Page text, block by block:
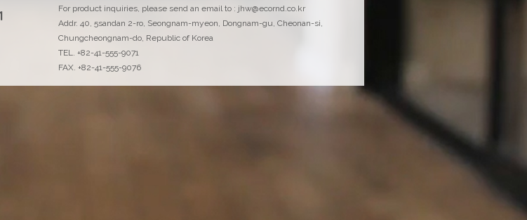
For product inquiries, please send an email to : jhw@ecornd.co.kr
Addr. 40, 5sandan 2-ro, Seongnam-myeon, Dongnam-gu, Cheonan-si,
Chungcheongnam-do, Republic of Korea
TEL. +82-41-555-9071
FAX. +82-41-555-9076